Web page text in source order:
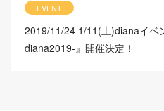
EVENT
2019/11/24 1/11(土)dianaイベ
diana2019-』開催決定！